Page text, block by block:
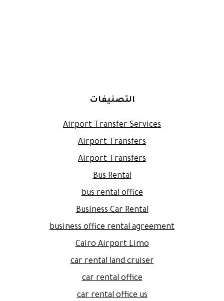
التصنيفات
Airport Transfer Services
Airport Transfers
Airport Transfers
Bus Rental
bus rental office
Business Car Rental
business office rental agreement
Cairo Airport Limo
car rental land cruiser
car rental office
car rental office us